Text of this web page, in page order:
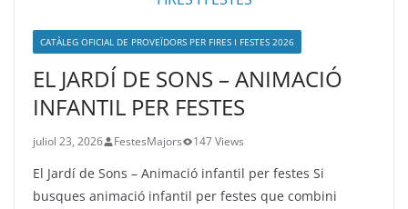
CATÀLEG OFICIAL DE PROVEÏDORS PER FIRES I FESTES 2026
EL JARDÍ DE SONS – ANIMACIÓ
INFANTIL PER FESTES
juliol 23, 2026 FestesMajors 147 Views
El Jardí de Sons – Animació infantil per festes Si
busques animació infantil per festes que combini